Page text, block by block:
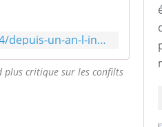
https://www.lemonde.fr/economie/article/2022/10/14/depuis-un-an-l-inflation-fait-monter-la-conflictualite-sociale_6145827_3234.html
critique sur les confilts